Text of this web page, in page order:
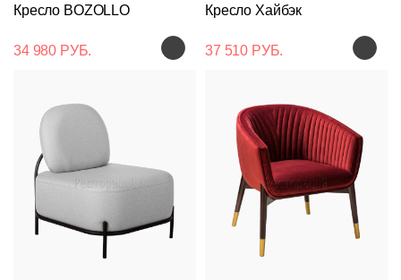
Кресло BOZOLLO
34 980 РУБ.
Кресло Хайбэк
37 510 РУБ.